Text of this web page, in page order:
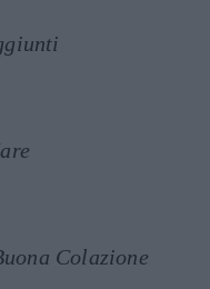
Colazione